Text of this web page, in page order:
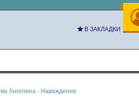
В ЗАКЛАДКИ
Ангелина - Наваждение